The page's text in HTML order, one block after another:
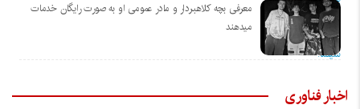
معرفی بچه کلاهبردار و مادر عمومی او به صورت رایگان خدمات
میدهند
اخبار فناوری